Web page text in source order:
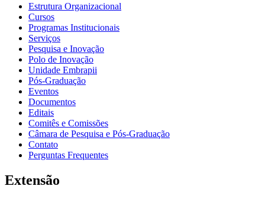
Estrutura Organizacional
Cursos
Programas Institucionais
Serviços
Pesquisa e Inovação
Polo de Inovação
Unidade Embrapii
Pós-Graduação
Eventos
Documentos
Editais
Comitês e Comissões
Câmara de Pesquisa e Pós-Graduação
Contato
Perguntas Frequentes
Extensão